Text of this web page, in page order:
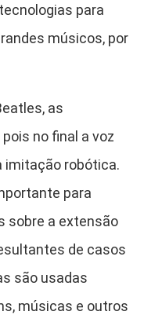
para
músicos, por
as
no final a voz
imitação robótica.
para
sobre a extensão
de casos
são usadas
músicas e outros